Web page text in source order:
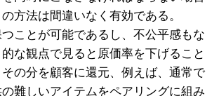
方法は間違いなく有効である。
ことが可能であるし、不公平感もな
な観点で見ると原価率を下げること
の分を顧客に還元、例えば、通常で
難しいアイテムをペアリングに組み